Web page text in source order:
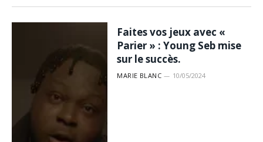
Faites vos jeux avec «
Parier » : Young Seb mise
sur le succès.
MARIE BLANC 10/05/2024